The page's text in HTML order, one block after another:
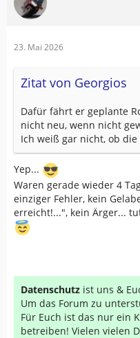
23. Mai 2026
Zitat von Georgios
Dafür fährt er geplante
nicht neu, wenn nicht
Ich weiß gar nicht, ob
Yep...
Waren gerade wieder 4
einziger Fehler, kein
erreicht!...", kein Ärger...
Datenschutz ist uns &
Um das Forum zu
Für Euch ist das nur ein
betreiben! Vielen vielen